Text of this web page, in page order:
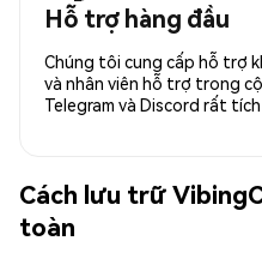
Hỗ trợ hàng đầu
Chúng tôi cung cấp hỗ trợ
và nhân viên hỗ trợ trong
Telegram và Discord rất
Cách lưu trữ
toàn